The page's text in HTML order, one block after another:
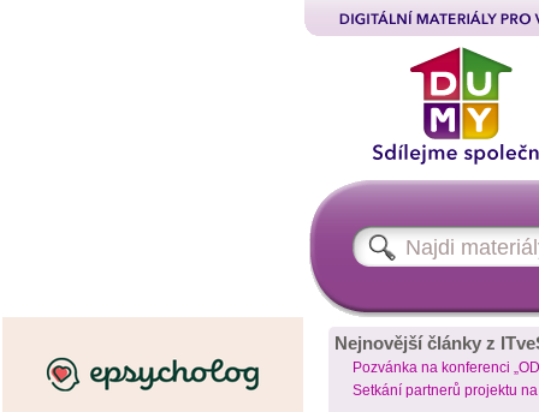
Nejnovější články z
Pozvánka na konferenci
Setkání partnerů projektu